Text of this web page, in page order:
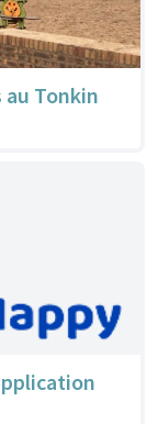
au Tonkin